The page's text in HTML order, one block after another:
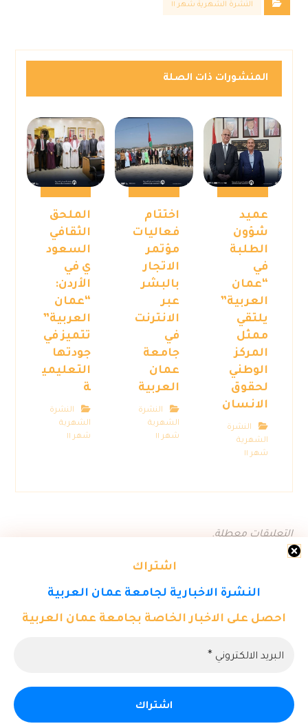
اشتراك
النشرة الاخبارية لجامعة عمان العربية
احصل على الاخبار الخاصة بجامعة عمان العربية
النشرة الشهرية شهر ١١
المنشورات ذات الصلة
عميد
شؤون
الطلبة
في
“عمان
العربية”
يلتقي
ممثل
المركز
الوطني
لحقوق
الانسان
النشرة
الشهرية
شهر ١١
اختتام
فعاليات
مؤتمر
الاتجار
بالبشر
عبر
الانترنت
في
جامعة
عمان
العربية
النشرة
الشهرية
شهر ١١
الملحق
الثقافي
السعود
ي في
الأردن:
“عمان
العربية”
تتميز في
جودتها
التعليمي
ة
النشرة
الشهرية
شهر ١١
التعليقات معطلة.
© حقوق النشر ٢٠٢٦. كل الحقوق محفوظة لمركز تكنولوجيا المعلومات -